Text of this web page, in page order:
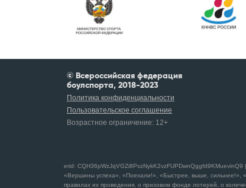
© Всероссийская федерация
боулспорта, 2018-2023
Политика конфиденциальности
Пользовательское соглашение
Возрастное ограничение: 12+
erid:
«Вершины успеха», «Поехали!», «Быстрее, выше, сильнее!»,
правилах их проведения, о призовом фонде лотерей, о